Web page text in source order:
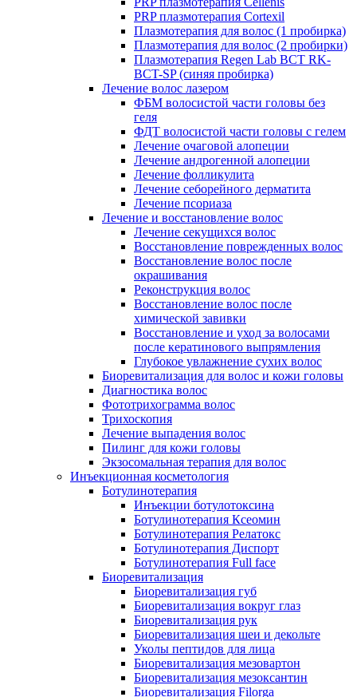
PRP плазмотерапия Cortexil
Плазмотерапия для волос (1 пробирка)
Плазмотерапия для волос (2 пробирки)
Плазмотерапия Regen Lab BCT RK-
BCT-SP (синяя пробирка)
Лечение волос лазером
ФБМ волосистой части головы без
геля
ФДТ волосистой части головы с гелем
Лечение очаговой алопеции
Лечение андрогенной алопеции
Лечение фолликулита
Лечение себорейного дерматита
Лечение псориаза
Лечение и восстановление волос
Лечение секущихся волос
Восстановление поврежденных волос
Восстановление волос после
окрашивания
Реконструкция волос
Восстановление волос после
химической завивки
Восстановление и уход за волосами
после кератинового выпрямления
Глубокое увлажнение сухих волос
Биоревитализация для волос и кожи головы
Диагностика волос
Фототрихограмма волос
Трихоскопия
Лечение выпадения волос
Пилинг для кожи головы
Экзосомальная терапия для волос
Инъекционная косметология
Ботулинотерапия
Инъекции ботулотоксина
Ботулинотерапия Ксеомин
Ботулинотерапия Релатокс
Ботулинотерапия Диспорт
Ботулинотерапия Full face
Биоревитализация
Биоревитализация губ
Биоревитализация вокруг глаз
Биоревитализация рук
Биоревитализация шеи и декольте
Уколы пептидов для лица
Биоревитализация мезовартон
Биоревитализация мезоксантин
Биоревитализация Filorga